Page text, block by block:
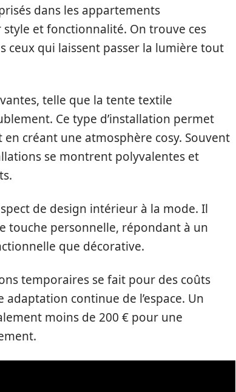
dans les appartements
et fonctionnalité. On trouve ces
ceux qui laissent passer la lumière tout
telle que la tente textile
Ce type d’installation permet
créant une atmosphère cosy. Souvent
se montrent polyvalentes et
de design intérieur à la mode. Il
touche personnelle, répondant à un
que décorative.
temporaires se fait pour des coûts
continue de l’espace. Un
moins de 200 € pour une